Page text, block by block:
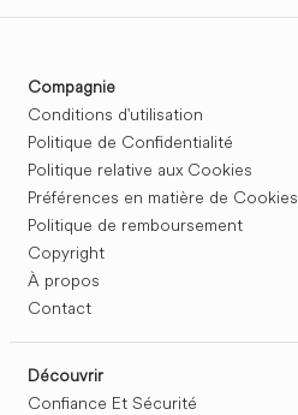
Compagnie
Conditions d'utilisation
Politique de Confidentialité
Politique relative aux Cookies
Préférences en matière de Cookies
Politique de remboursement
Copyright
À propos
Contact
Découvrir
Confiance Et Sécurité